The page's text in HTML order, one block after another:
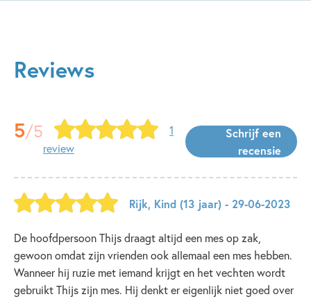
Reviews
5/5
1
review
Schrijf een
recensie
Rijk, Kind (13 jaar) - 29-06-2023
De hoofdpersoon Thijs draagt altijd een mes op zak,
gewoon omdat zijn vrienden ook allemaal een mes hebben.
Wanneer hij ruzie met iemand krijgt en het vechten wordt
gebruikt Thijs zijn mes. Hij denkt er eigenlijk niet goed over